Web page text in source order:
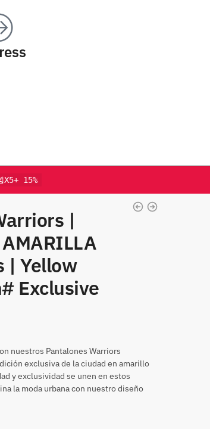
15%
|
| Yellow
Exclusive
nuestros Pantalones Warriors
exclusiva de la ciudad en amarillo
y exclusividad se unen en estos
la moda urbana con nuestro diseño